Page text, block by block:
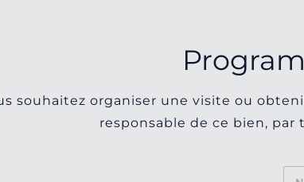
souhaitez organiser une visite ou
responsable de ce bien,